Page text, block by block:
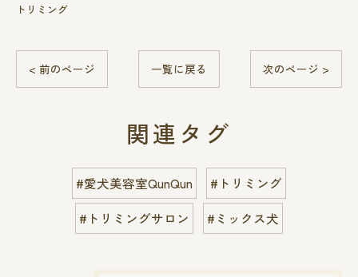
トリミング
< 前のページ 一覧に戻る 次のページ >
関連タグ
#愛犬美容室QunQun
#トリミング
#トリミングサロン
#ミックス犬